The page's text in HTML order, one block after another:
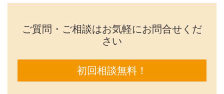
ご質問・ご相談はお気軽にお問合せくだ
さい
初回相談無料！